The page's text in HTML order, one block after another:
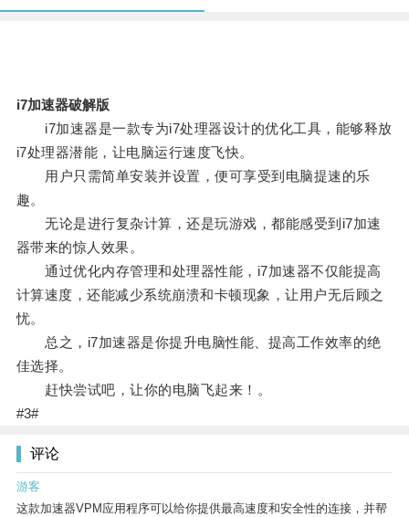
i7加速器破解版
i7加速器是一款专为i7处理器设计的优化工具，能够释放
i7处理器潜能，让电脑运行速度飞快。
用户只需简单安装并设置，便可享受到电脑提速的乐
趣。
无论是进行复杂计算，还是玩游戏，都能感受到i7加速
器带来的惊人效果。
通过优化内存管理和处理器性能，i7加速器不仅能提高
计算速度，还能减少系统崩溃和卡顿现象，让用户无后顾之
忧。
总之，i7加速器是你提升电脑性能、提高工作效率的绝
佳选择。
赶快尝试吧，让你的电脑飞起来！。
#3#
评论
游客
这款加速器VPM应用程序可以给你提供最高速度和安全性的连接，并帮